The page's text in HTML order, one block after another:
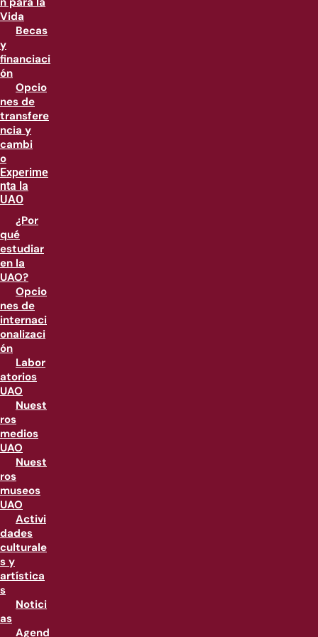
Vida
Becas
y
financiaci
ón
Opcio
nes de
transfere
ncia y
cambi
o
Experime
nta la
UAO
¿Por
qué
estudiar
en la
UAO?
Opcio
nes de
internaci
onalizaci
ón
Labor
atorios
UAO
Nuest
ros
medios
UAO
Nuest
ros
museos
UAO
Activi
dades
culturale
s y
artística
s
Notici
as
Agend